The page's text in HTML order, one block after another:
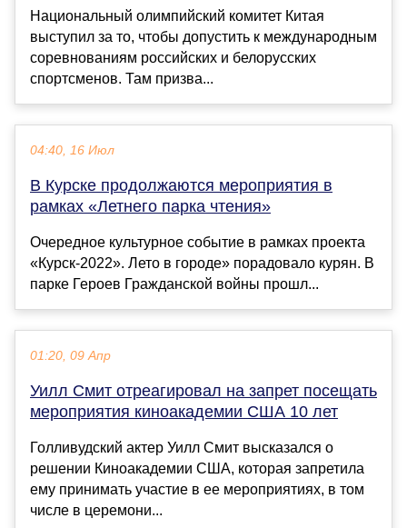
Национальный олимпийский комитет Китая
выступил за то, чтобы допустить к международным
соревнованиям российских и белорусских
спортсменов. Там призва...
04:40, 16 Июл
В Курске продолжаются мероприятия в
рамках «Летнего парка чтения»
Очередное культурное событие в рамках проекта
«Курск-2022». Лето в городе» порадовало курян. В
парке Героев Гражданской войны прошл...
01:20, 09 Апр
Уилл Смит отреагировал на запрет посещать
мероприятия киноакадемии США 10 лет
Голливудский актер Уилл Смит высказался о
решении Киноакадемии США, которая запретила
ему принимать участие в ее мероприятиях, в том
числе в церемони...